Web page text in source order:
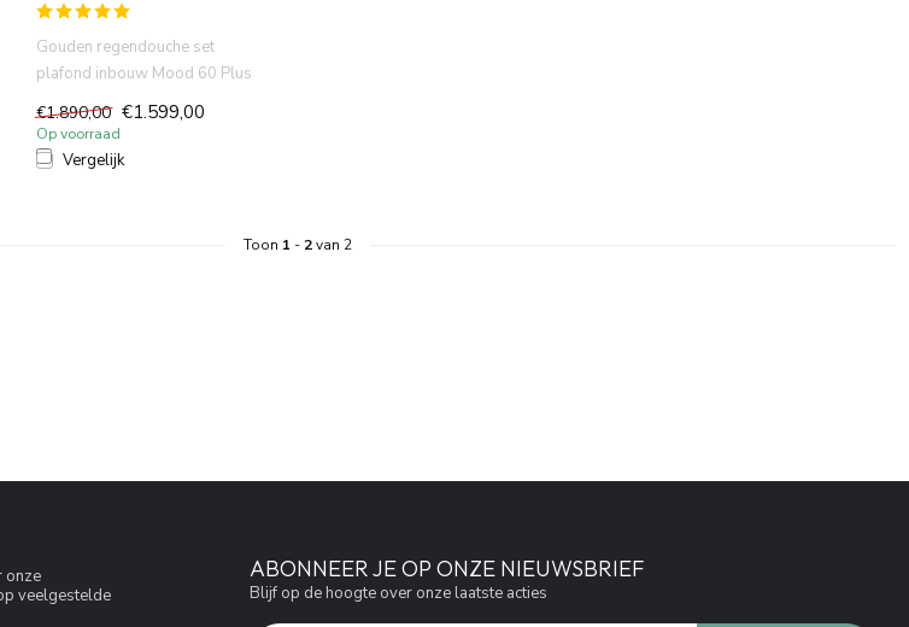
Gouden regendouche set
plafond inbouw Mood 60 Plus
...
€1.890,00 €1.599,00
Op voorraad
Vergelijk
Toon 1 - 2van 2
onze
veelgestelde
ABONNEER JE OP ONZE NIEUWSBRIEF
Blijf op de hoogte over onze laatste acties